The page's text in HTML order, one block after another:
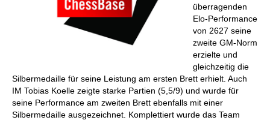
überragenden
Elo-Performance
von 2627 seine
zweite GM-Norm
erzielte und
gleichzeitig die
Silbermedaille für seine Leistung am ersten Brett erhielt. Auch
IM Tobias Koelle zeigte starke Partien (5,5/9) und wurde für
seine Performance am zweiten Brett ebenfalls mit einer
Silbermedaille ausgezeichnet. Komplettiert wurde das Team